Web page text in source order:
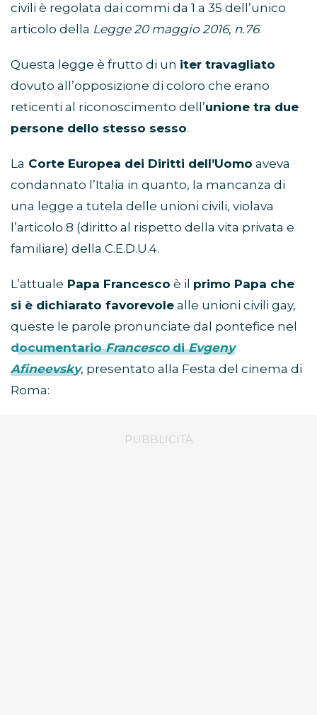
civili è regolata dai commi da 1 a 35 dell’unico
articolo della Legge 20 maggio 2016, n.76.
Questa legge è frutto di un iter travagliato
dovuto all’opposizione di coloro che erano
reticenti al riconoscimento dell’unione tra due
persone dello stesso sesso.
La Corte Europea dei Diritti dell’Uomo aveva
condannato l’Italia in quanto, la mancanza di
una legge a tutela delle unioni civili, violava
l’articolo 8 (diritto al rispetto della vita privata e
familiare) della C.E.D.U.4.
L’attuale Papa Francesco è il primo Papa che
si è dichiarato favorevole alle unioni civili gay,
queste le parole pronunciate dal pontefice nel
documentarioFrancescodiEvgeny
Afineevsky, presentato alla Festa del cinema di
Roma: